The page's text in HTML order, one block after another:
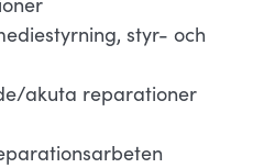
styr- och
akuta reparationer